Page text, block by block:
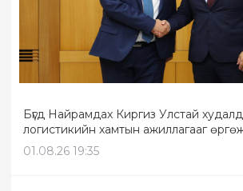
Бүгд Найрамдах Киргиз Улстай
логистикийн хамтын ажиллагааг
01.08.26 19:35